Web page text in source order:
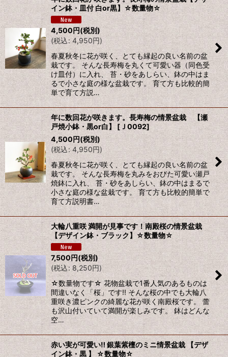
イン鉢・皿付 白or黒】☆数量物☆
4,500円(税別)
(税込: 4,950円)
春夏秋冬に花が咲く、とても縁起の良い名前の盆
栽です。 そんな長寿梅を丸くて可愛い器（同色受
け皿付）に入れ、 苔・砂をあしらい、鉢の中はま
るで小さな庭の様な盆栽です。 育て方も比較的簡
単で育て方説…
年に数回花が咲きます。長寿梅の情景盆栽 【瀬
戸焼小鉢・黒or白】 [Ｊ0092]
4,500円(税別)
(税込: 4,950円)
春夏秋冬に花が咲く、とても縁起の良い名前の盆
栽です。 そんな長寿梅を丸みをおびた可愛い瀬戸
焼鉢に入れ、 苔・砂をあしらい、鉢の中はまるで
小さな庭の様な盆栽です。 育て方も比較的簡単で
育て方説明書…
大輪八重咲 満開が見事です！南殿桜の情景盆栽
【デザイン鉢・ブラック】☆数量物☆
7,500円(税別)
(税込: 8,250円)
☆数量物です☆ 花物盆栽で1番人気のあるものは
間違いなく「桜」です!! そんな桜の中でも大輪八
重咲き濃ピンクの綺麗な花が咲く南殿桜です。 蕾
も沢山付いていて満開が楽しみです。 鉢はどんな
空…
赤い実が可愛い‼ 銀葉紫檀のミニ情景盆栽 【デザ
イン鉢・黒 】 ☆数量物☆